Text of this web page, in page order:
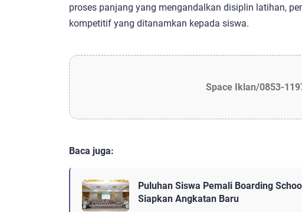
proses panjang yang mengandalkan disiplin latihan,
kompetitif yang ditanamkan kepada siswa.
Space Iklan/0853-
Baca juga:
Puluhan Siswa Pemali Boarding
Siapkan Angkatan Baru